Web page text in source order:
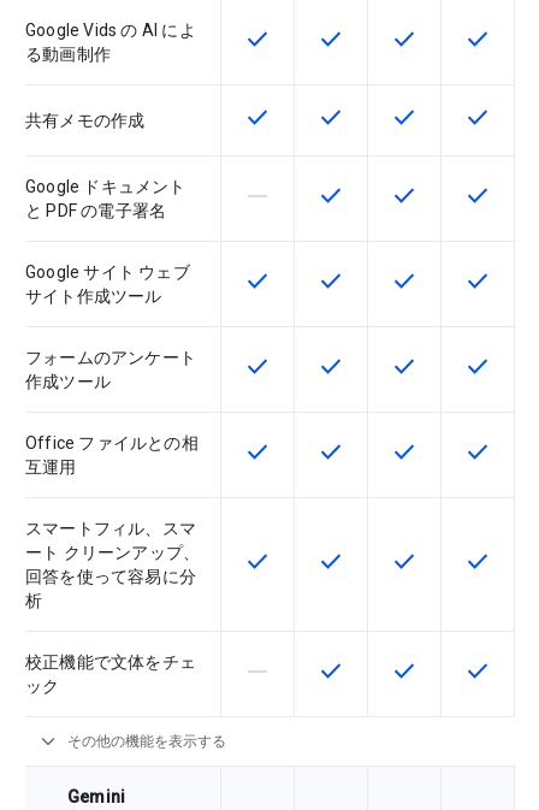
Google Vids の AI によ
る動画制作
この機能は該当の SKU で利用で
check この機能は該当の SKU
check この機能は該当
check この機
check
共有メモの作成 この機能は該当の SKU で利用で
check この機能は該当の SKU
check この機能は該当
check この機
check
Google ドキュメント
と PDF の電子署名
この機能は該当の SKU でサポー
horizontal_rule この機能は該当の SKU
check この機能は該当
check この機
check
Google サイト ウェブ
サイト作成ツール
この機能は該当の SKU で利用で
check この機能は該当の SKU
check この機能は該当
check この機
check
フォームのアンケート
作成ツール
この機能は該当の SKU で利用で
check この機能は該当の SKU
check この機能は該当
check この機
check
Office ファイルとの相
互運用
この機能は該当の SKU で利用で
check この機能は該当の SKU
check この機能は該当
check この機
check
スマートフィル、スマ
ート クリーンアップ、
回答を使って容易に分
析
この機能は該当の SKU で利用で
check この機能は該当の SKU
check この機能は該当
check この機
check
校正機能で文体をチェ
ック
この機能は該当の SKU でサポー
horizontal_rule この機能は該当の SKU
check この機能は該当
check この機
check
expand_more その他の機能を表示する
Gemini